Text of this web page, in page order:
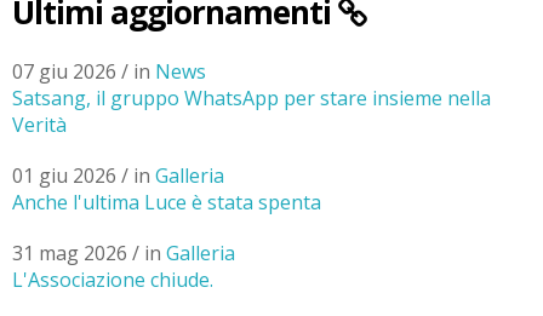
Ultimi aggiornamenti
07 giu 2026 / in News
Satsang, il gruppo WhatsApp per stare insieme nella
Verità
01 giu 2026 / in Galleria
Anche l'ultima Luce è stata spenta
31 mag 2026 / in Galleria
L'Associazione chiude.